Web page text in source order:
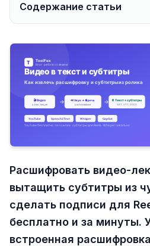
Содержание статьи
Расшифровать видео-
вытащить субтитры из
сделать подписи для
бесплатно и за минуты.
встроенная